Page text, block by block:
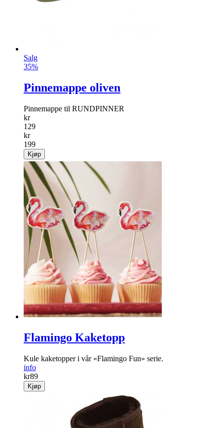
Salg
35%
Pinnemappe oliven
Pinnemappe til RUNDPINNER
kr
129
kr
199
Kjøp
Flamingo Kaketopp
Kule kaketopper i vår «Flamingo Fun» serie.
info
kr89
Kjøp